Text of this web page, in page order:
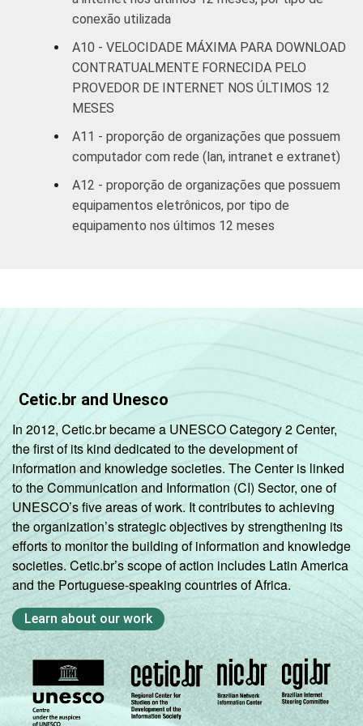
conexão utilizada
A10 - VELOCIDADE MÁXIMA PARA DOWNLOAD
CONTRATUALMENTE FORNECIDA PELO
PROVEDOR DE INTERNET NOS ÚLTIMOS 12
MESES
A11 - proporção de organizações que possuem
computador com rede (lan, intranet e extranet)
A12 - proporção de organizações que possuem
equipamentos eletrônicos, por tipo de
equipamento nos últimos 12 meses
Cetic.br and Unesco
In 2012, Cetic.br became a UNESCO Category 2 Center,
the first of its kind dedicated to the development of
information and knowledge societies. The Center is linked
to the Communication and Information (CI) Sector, one of
UNESCO’s five areas of work. It contributes to achieving
the organization’s strategic objectives by strengthening its
efforts to monitor the building of information and knowledge
societies. Cetic.br’s scope of action includes Latin America
and the Portuguese-speaking countries of Africa.
Learn about our work